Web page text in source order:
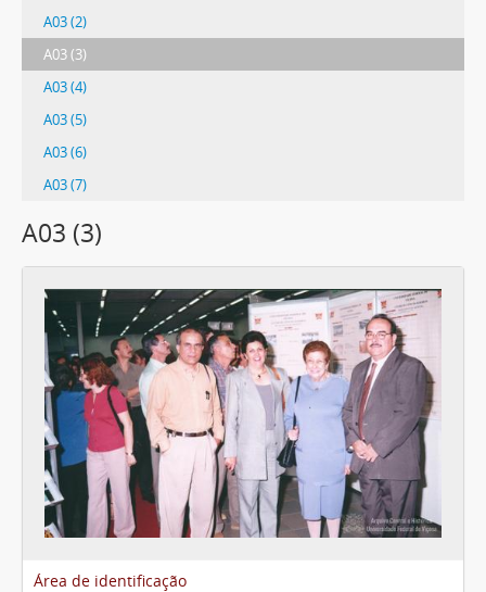
A03 (2)
A03 (3)
A03 (4)
A03 (5)
A03 (6)
A03 (7)
A03 (3)
Área de identificação